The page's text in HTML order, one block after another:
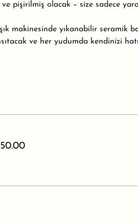
pişirilmiş olacak – size sadece
makinesinde yıkanabilir seramik
ve her yudumda kendinizi